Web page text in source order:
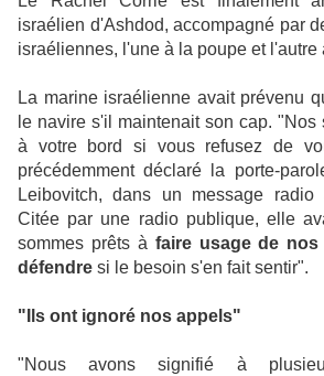
israélien d'Ashdod, accompagné par
israéliennes, l'une à la poupe et l'autre
La marine israélienne avait prévenu
le navire s'il maintenait son cap. "Nos
à votre bord si vous refusez de
précédemment déclaré la porte-
Leibovitch, dans un message radio
Citée par une radio publique, elle
sommes prêts à faire usage de
défendre si le besoin s'en fait sentir".
"Ils ont ignoré nos appels"
"Nous avons signifié à